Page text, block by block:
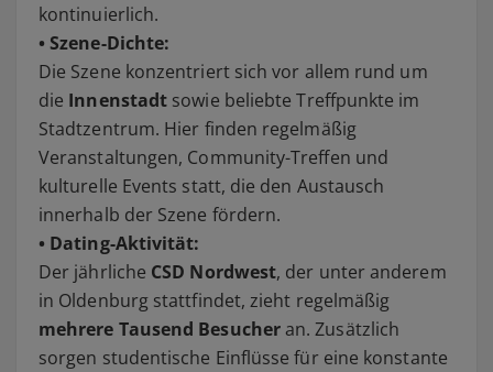
kontinuierlich.
• Szene-Dichte:
Die Szene konzentriert sich vor allem rund um
die Innenstadt sowie beliebte Treffpunkte im
Stadtzentrum. Hier finden regelmäßig
Veranstaltungen, Community-Treffen und
kulturelle Events statt, die den Austausch
innerhalb der Szene fördern.
• Dating-Aktivität:
Der jährliche CSD Nordwest, der unter anderem
in Oldenburg stattfindet, zieht regelmäßig
mehrere Tausend Besucheran. Zusätzlich
sorgen studentische Einflüsse für eine konstante